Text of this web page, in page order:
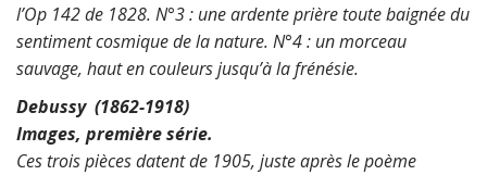
l’Op 142 de 1828. N°3 : une ardente prière toute baignée du
sentiment cosmique de la nature. N°4 : un morceau
sauvage, haut en couleurs jusqu’à la frénésie.
Debussy (1862-1918)
Images, première série.
Ces trois pièces datent de 1905, juste après le poème